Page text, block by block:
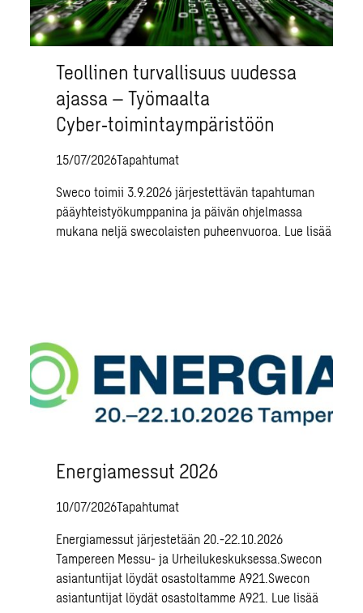
Teollinen turvallisuus uudessa
ajassa – Työmaalta
Cyber‑toimintaympäristöön
15/07/2026Tapahtumat
Sweco toimii 3.9.2026 järjestettävän tapahtuman
pääyhteistyökumppanina ja päivän ohjelmassa
mukana neljä swecolaisten puheenvuoroa. Lue lisää
Energiamessut 2026
10/07/2026Tapahtumat
Energiamessut järjestetään 20.-22.10.2026
Tampereen Messu- ja Urheilukeskuksessa.Swecon
asiantuntijat löydät osastoltamme A921.Swecon
asiantuntijat löydät osastoltamme A921. Lue lisää